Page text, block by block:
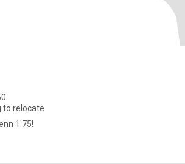
to relocate
1.75!